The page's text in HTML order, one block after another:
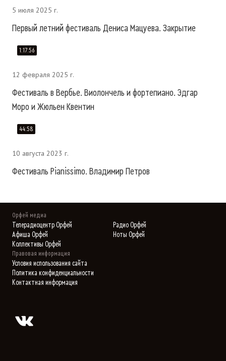
5 июля 2025 г.
Первый летний фестиваль Дениса Мацуева. Закрытие
1:17:56
12 февраля 2025 г.
Фестиваль в Вербье. Виолончель и фортепиано. Эдгар
Моро и Жюльен Квентин
44:58
10 августа 2023 г.
Фестиваль Pianissimo. Владимир Петров
Орфей медиа
Телерадиоцентр Орфей
Радио Орфей
Афиша Орфей
Ноты Орфей
Коллективы Орфей
Правовая информация
Условия использования сайта
Политика конфиденциальности
Контактная информация